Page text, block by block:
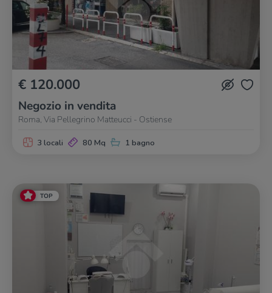
€ 120.000
Negozio in vendita
Roma, Via Pellegrino Matteucci - Ostiense
3 locali 80 Mq 1 bagno
TOP